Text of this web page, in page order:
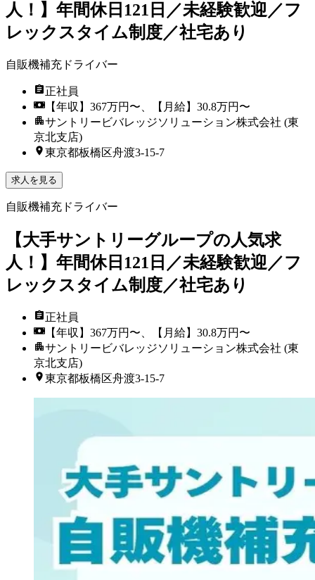
人！】年間休日121日／未経験歓迎／フ
レックスタイム制度／社宅あり
自販機補充ドライバー
正社員
【年収】367万円〜、【月給】30.8万円〜
サントリービバレッジソリューション株式会社 (東
京北支店)
東京都板橋区舟渡3-15-7
求人を見る
自販機補充ドライバー
【大手サントリーグループの人気求
人！】年間休日121日／未経験歓迎／フ
レックスタイム制度／社宅あり
正社員
【年収】367万円〜、【月給】30.8万円〜
サントリービバレッジソリューション株式会社 (東
京北支店)
東京都板橋区舟渡3-15-7